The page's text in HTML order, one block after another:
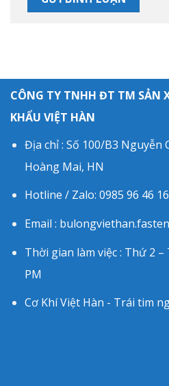
CÔNG TY TNHH ĐT TM SẢN
KHẨU VIỆT HÀN
Địa chỉ : Số 100/B3 Nguyễn
Hoàng Mai, HN
Hotline / Zalo: 0985 96 46 16
Email :
Thời gian làm việc : Thứ 2 –
PM
Cơ Khí Việt Hàn - Trái tim